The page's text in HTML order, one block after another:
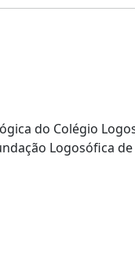
do Colégio
Logosófica de